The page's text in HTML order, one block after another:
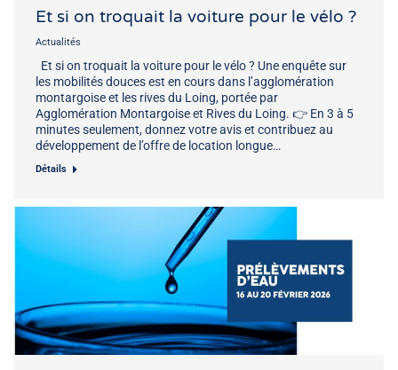
Et si on troquait la voiture pour le vélo ?
Actualités
Et si on troquait la voiture pour le vélo ? Une enquête sur
les mobilités douces est en cours dans l’agglomération
montargoise et les rives du Loing, portée par
Agglomération Montargoise et Rives du Loing. 👉 En 3 à 5
minutes seulement, donnez votre avis et contribuez au
développement de l’offre de location longue…
Détails